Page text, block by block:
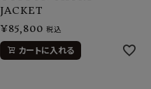
JACKET
¥85,800 税込
カートに入れる